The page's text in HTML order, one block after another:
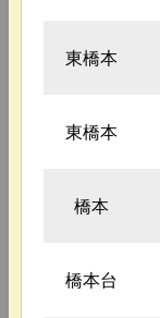
東橋本
東橋本
橋本
橋本台